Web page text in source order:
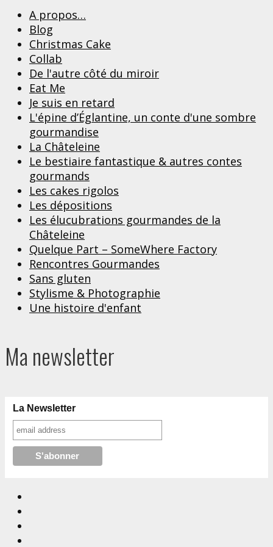
A propos…
Blog
Christmas Cake
Collab
De l'autre côté du miroir
Eat Me
Je suis en retard
L'épine d’Églantine, un conte d'une sombre
gourmandise
La Châteleine
Le bestiaire fantastique & autres contes
gourmands
Les cakes rigolos
Les dépositions
Les élucubrations gourmandes de la
Châteleine
Quelque Part – SomeWhere Factory
Rencontres Gourmandes
Sans gluten
Stylisme & Photographie
Une histoire d'enfant
Ma newsletter
La Newsletter